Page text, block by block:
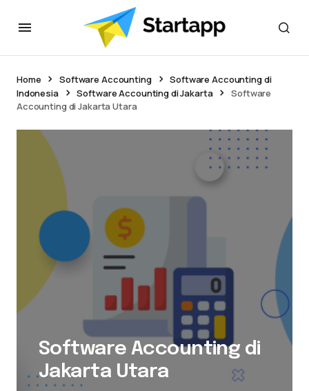
Home Software Accounting
Software Accounting di
Indonesia
Software Accounting di Jakarta
Software
Accounting di Jakarta Utara
Software Accounting di
Jakarta Utara